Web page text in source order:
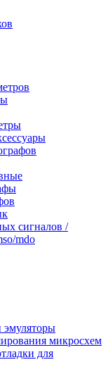
сигналов /
mdo
микросхем
для